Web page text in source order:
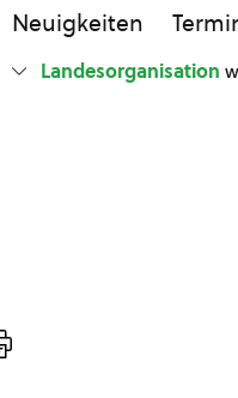
Neuigkeiten
Landesorganisation